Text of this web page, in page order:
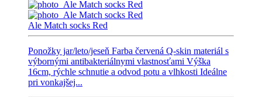
Ale Match socks Red
Ponožky jar/leto/jeseň Farba červená Q-skin materiál s
výbornými antibakteriálnymi vlastnosťami Výška
16cm, rýchle schnutie a odvod potu a vlhkosti Ideálne
pri vonkajšej...